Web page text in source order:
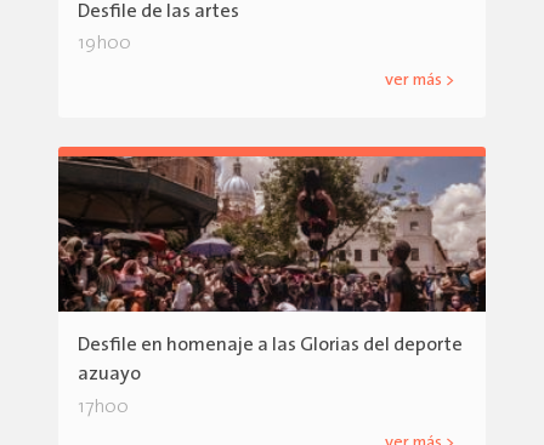
Desfile de las artes
19h00
ver más >
Desfile en homenaje a las Glorias del deporte
azuayo
17h00